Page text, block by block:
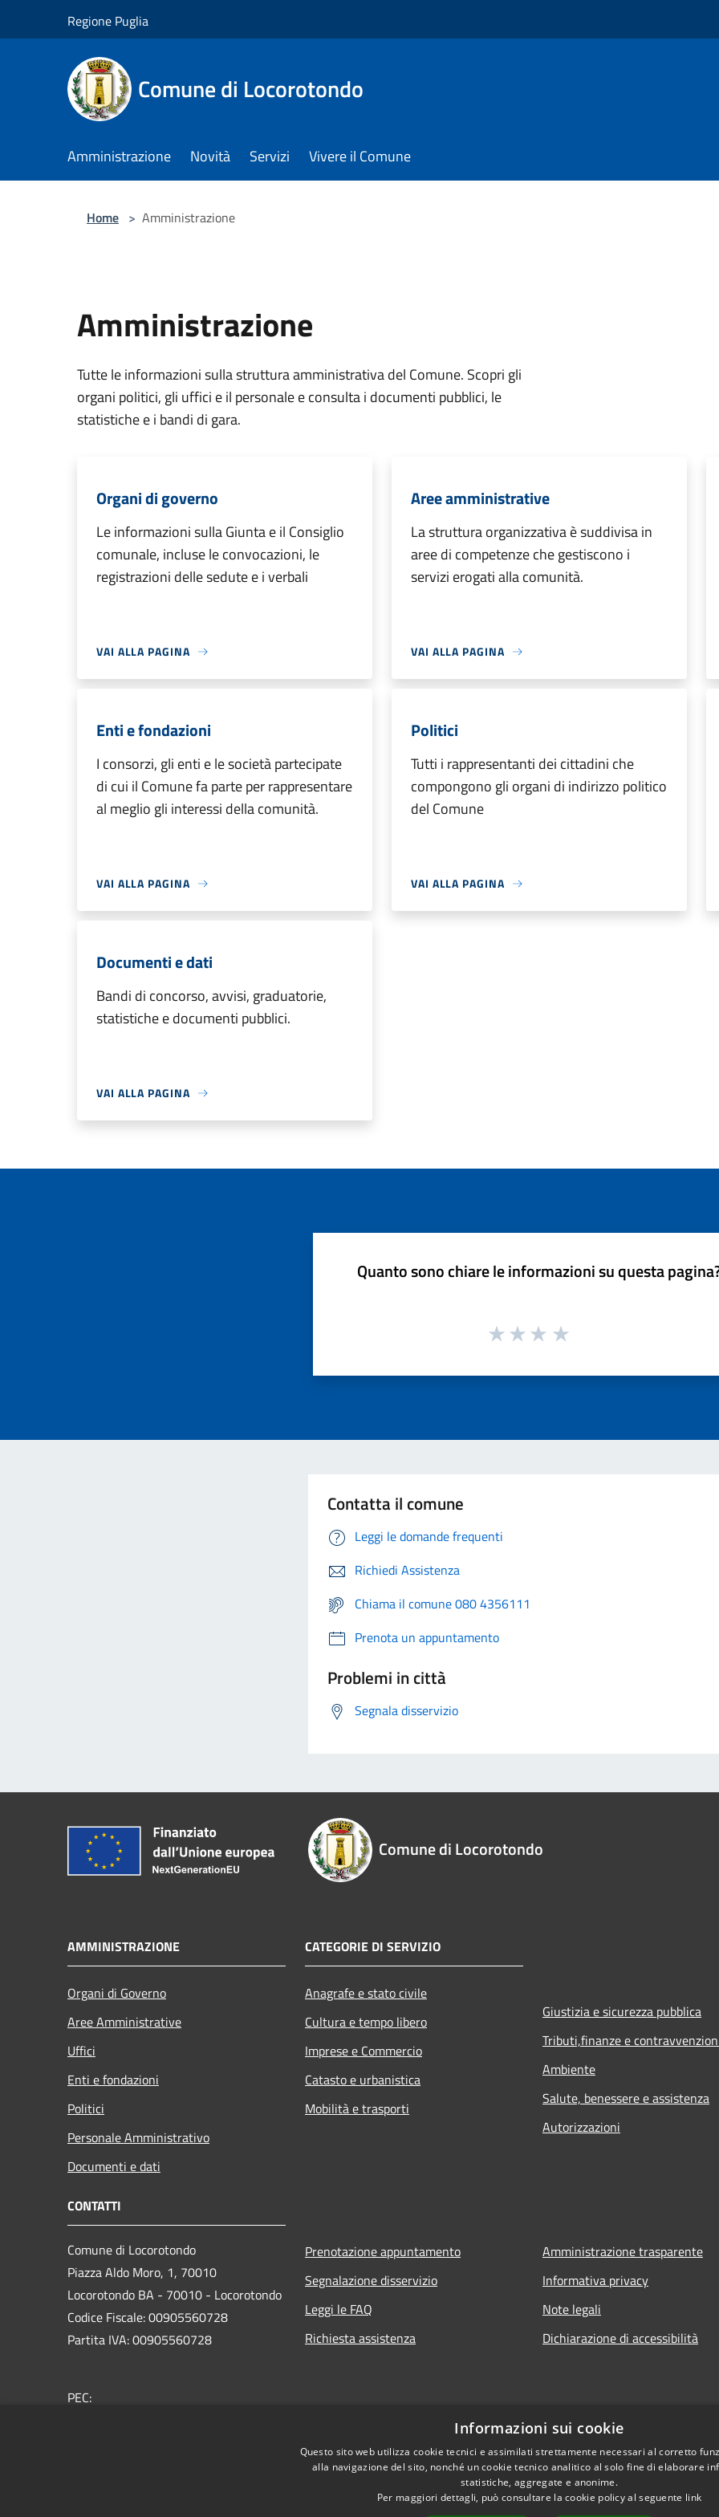
Regione Puglia
Comune di Locorotondo
Amministrazione Novità Servizi Vivere il Comune
Home > Amministrazione
Amministrazione
Tutte le informazioni sulla struttura amministrativa del Comune. Scopri gli
organi politici, gli uffici e il personale e consulta i documenti pubblici, le
statistiche e i bandi di gara.
Organi di governo
Le informazioni sulla Giunta e il Consiglio
comunale, incluse le convocazioni, le
registrazioni delle sedute e i verbali
VAI ALLA PAGINA
Aree amministrative
La struttura organizzativa è suddivisa in
aree di competenze che gestiscono i
servizi erogati alla comunità.
VAI ALLA PAGINA
Enti e fondazioni
I consorzi, gli enti e le società partecipate
di cui il Comune fa parte per rappresentare
al meglio gli interessi della comunità.
VAI ALLA PAGINA
Politici
Tutti i rappresentanti dei cittadini che
compongono gli organi di indirizzo politico
del Comune
VAI ALLA PAGINA
Documenti e dati
Bandi di concorso, avvisi, graduatorie,
statistiche e documenti pubblici.
VAI ALLA PAGINA
Quanto sono chiare le informazioni su questa
Contatta il comune
Leggi le domande frequenti
Richiedi Assistenza
Chiama il comune 080 4356111
Prenota un appuntamento
Problemi in città
Segnala disservizio
Comune di Locorotondo
AMMINISTRAZIONE
Organi di Governo
Aree Amministrative
Uffici
Enti e fondazioni
Politici
Personale Amministrativo
Documenti e dati
CATEGORIE DI SERVIZIO
Anagrafe e stato civile
Cultura e tempo libero
Imprese e Commercio
Catasto e urbanistica
Mobilità e trasporti
Giustizia e sicurezza pubblica
Tributi,finanze e
Ambiente
Salute, benessere e assistenza
Autorizzazioni
CONTATTI
Comune di Locorotondo
Piazza Aldo Moro, 1, 70010
Locorotondo BA - 70010 - Locorotondo
Codice Fiscale: 00905560728
Partita IVA: 00905560728
PEC:
Prenotazione appuntamento
Segnalazione disservizio
Leggi le FAQ
Richiesta assistenza
Amministrazione trasparente
Informativa privacy
Note legali
Dichiarazione di accessibilità
Informazioni sui cookie
Questo sito web utilizza cookie tecnici e assimilati strettamente necessari al corretto
alla navigazione del sito, nonché un cookie tecnico analitico al solo fine di elaborare
statistiche, aggregate e anonime.
Per maggiori dettagli, può consultare la cookie policy al seguente link